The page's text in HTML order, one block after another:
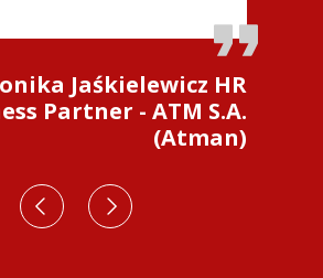
Jaśkielewicz HR
Partner - ATM S.A.
(Atman)